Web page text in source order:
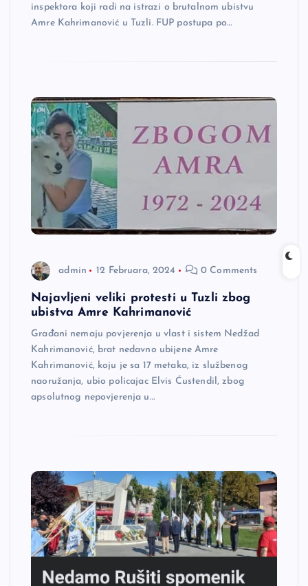
inspektora koji radi na istrazi o brutalnom ubistvu
Amre Kahrimanović u Tuzli. FUP postupa po…
admin 12 Februara, 2024 0 Comments
Najavljeni veliki protesti u Tuzli zbog
ubistva Amre Kahrimanović
Građani nemaju povjerenja u vlast i sistem Nedžad
Kahrimanović, brat nedavno ubijene Amre
Kahrimanović, koju je sa 17 metaka, iz službenog
naoružanja, ubio policajac Elvis Ćustendil, zbog
apsolutnog nepovjerenja u…